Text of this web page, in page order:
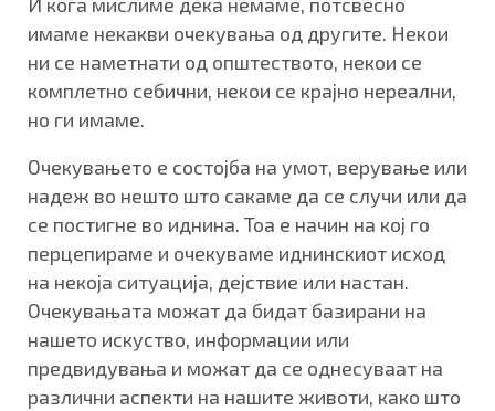
имаме некакви очекувања од другите. Некои
ни се наметнати од општеството, некои се
комплетно себични, некои се крајно нереални,
но ги имаме.
Очекувањето е состојба на умот, верување или
надеж во нешто што сакаме да се случи или да
се постигне во иднина. Тоа е начин на кој го
перцепираме и очекуваме иднинскиот исход
на некоја ситуација, дејствие или настан.
Очекувањата можат да бидат базирани на
нашето искуство, информации или
предвидувања и можат да се однесуваат на
различни аспекти на нашите животи, како што